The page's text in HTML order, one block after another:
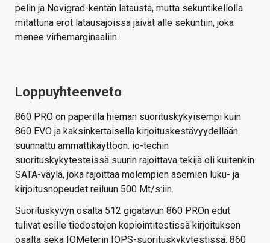
pelin ja Novigrad-kentän latausta, mutta sekuntikellolla
mitattuna erot latausajoissa jäivät alle sekuntiin, joka
menee virhemarginaaliin.
Loppuyhteenveto
860 PRO on paperilla hieman suorituskykyisempi kuin
860 EVO ja kaksinkertaisella kirjoituskestävyydellään
suunnattu ammattikäyttöön. io-techin
suorituskykytesteissä suurin rajoittava tekijä oli kuitenkin
SATA-väylä, joka rajoittaa molempien asemien luku- ja
kirjoitusnopeudet reiluun 500 Mt/s:iin.
Suorituskyvyn osalta 512 gigatavun 860 PROn edut
tulivat esille tiedostojen kopiointitestissä kirjoituksen
osalta sekä IOMeterin IOPS-suorituskykytestissä. 860